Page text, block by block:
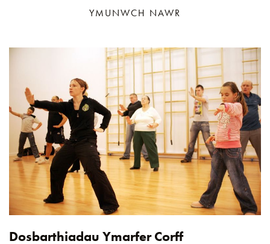
YMUNWCH NAWR
Dosbarthiadau Ymarfer Corff